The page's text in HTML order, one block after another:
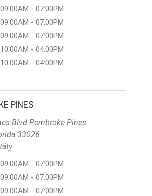
09:00AM - 07:00PM
09:00AM - 07:00PM
09:00AM - 07:00PM
10:00AM - 04:00PM
10:00AM - 04:00PM
PINES
Blvd Pembroke Pines
33026
09:00AM - 07:00PM
09:00AM - 07:00PM
09:00AM - 07:00PM